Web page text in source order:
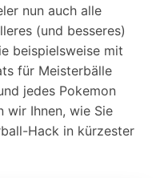
nun auch alle
(und besseres)
beispielsweise mit
für Meisterbälle
jedes Pokemon
wir Ihnen, wie Sie
Hack in kürzester